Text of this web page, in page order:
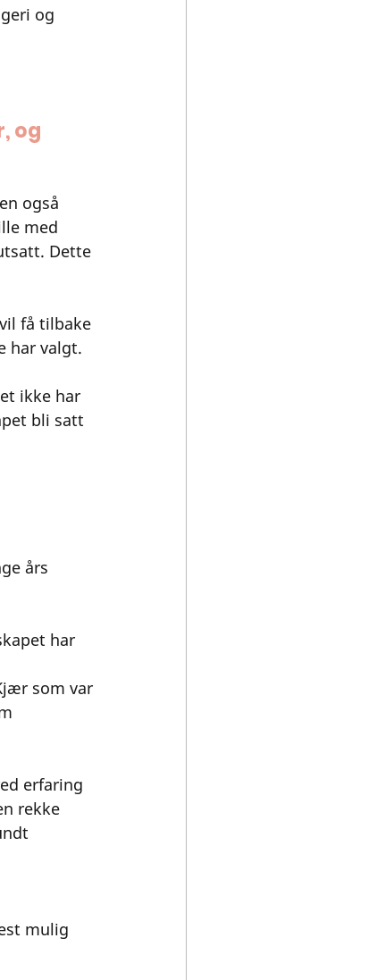
og
og
også
med
Dette
få tilbake
har valgt.
ikke har
bli satt
års
har
som var
erfaring
rekke
mulig